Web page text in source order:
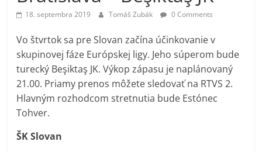
18. septembra 2019 Tomáš Zubák 0 Comments
Vo štvrtok sa pre Slovan začína účinkovanie v
skupinovej fáze Európskej ligy. Jeho súperom bude
turecký Beşiktaş JK. Výkop zápasu je naplánovaný
21.00. Priamy prenos môžete sledovať na RTVS 2.
Hlavným rozhodcom stretnutia bude Estónec
Tohver.
ŠK Slovan